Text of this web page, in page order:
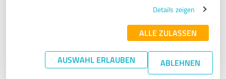
Details zeigen
ALLE ZULASSEN
AUSWAHL ERLAUBEN ABLEHNEN
Als lokaler Handwerksbetrieb war mir wichtig, online
professionell gefunden zu werden. Die Webdesign Agentur
Düsseldorf wolpersweb hat unsere Website neu aufgesetzt,
mit einem klaren Design und gezielter SEO-Optimierung
für unsere Region. Seitdem bekommen wir regelmäßig